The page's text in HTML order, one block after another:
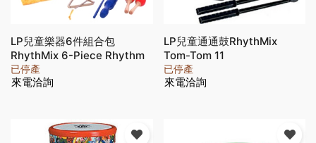
LP兒童樂器6件組合包
RhythMix 6-Piece Rhythm
Kit (LPR060-I)
已停產
來電洽詢
LP兒童通通鼓RhythMix
Tom-Tom 11
已停產
來電洽詢